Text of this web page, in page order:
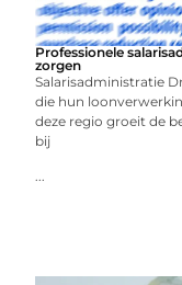
Professionele
zorgen
Salarisadministratie
die hun
deze regio groeit de
bij
...